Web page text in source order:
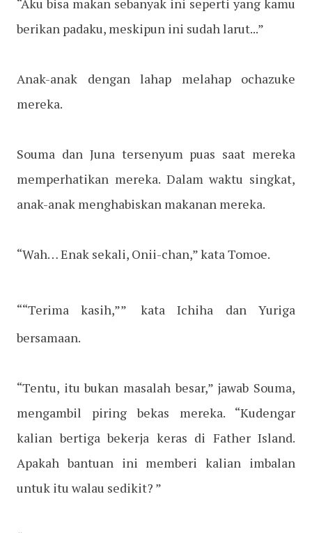
“Aku bisa makan sebanyak ini seperti yang kamu
berikan padaku, meskipun ini sudah larut...”
Anak-anak dengan lahap melahap ochazuke
mereka.
Souma dan Juna tersenyum puas saat mereka
memperhatikan mereka. Dalam waktu singkat,
anak-anak menghabiskan makanan mereka.
“Wah… Enak sekali, Onii-chan,” kata Tomoe.
““Terima kasih,””
kata Ichiha dan Yuriga
bersamaan.
“Tentu, itu bukan masalah besar,” jawab Souma,
mengambil piring bekas mereka. “Kudengar
kalian bertiga bekerja keras di Father Island.
Apakah bantuan ini memberi kalian imbalan
untuk itu walau sedikit? ”